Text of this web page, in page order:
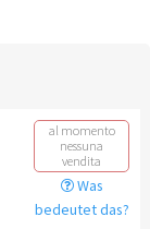
al momento
nessuna
vendita
Was
bedeutet das?